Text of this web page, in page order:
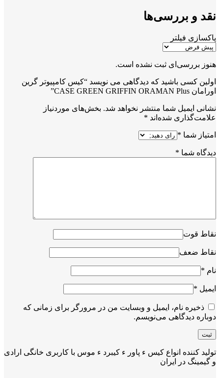
نقد و بررسی‌ها
پاکسازی فیلتر
هنوز بررسی‌ای ثبت نشده است.
اولین کسی باشید که دیدگاهی می نویسد “کیس کامپیوتر گرین
اورامان CASE GREEN GRIFFIN ORAMAN Plus”
نشانی ایمیل شما منتشر نخواهد شد. بخش‌های موردنیاز
علامت‌گذاری شده‌اند *
امتیاز شما *
دیدگاه شما *
نقاط قوت
نقاط ضعف
نام *
ایمیل *
ذخیره نام، ایمیل و وبسایت من در مرورگر برای زمانی که
دوباره دیدگاهی می‌نویسم.
تولید کننده انواع کیس ء پاور ء کیبرد ء موس با کاربری خانگی ارادی
و گیمینگ در ایران